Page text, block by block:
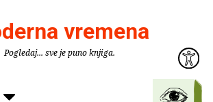
vremena
Pogledaj... sve je puno knjiga.